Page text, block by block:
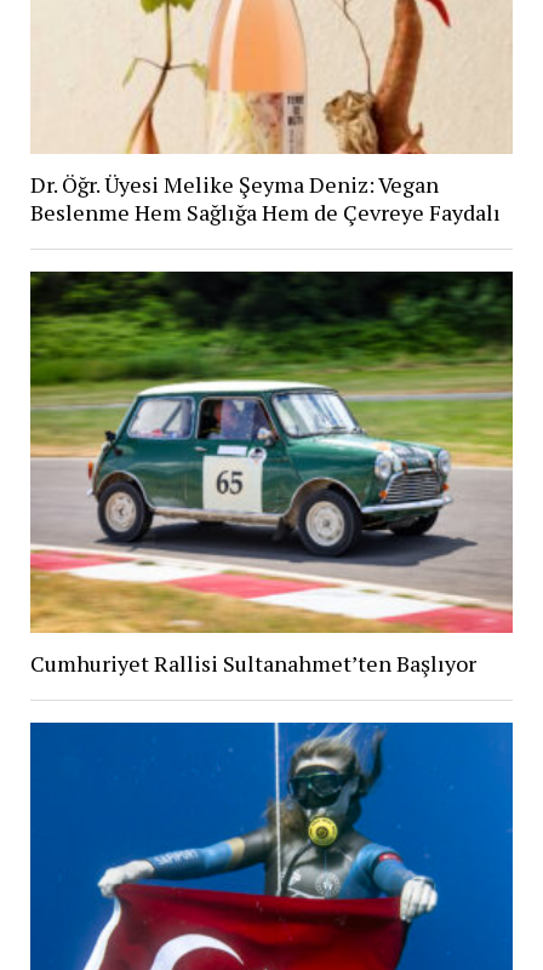
Dr. Öğr. Üyesi Melike Şeyma Deniz: Vegan
Beslenme Hem Sağlığa Hem de Çevreye Faydalı
Cumhuriyet Rallisi Sultanahmet’ten Başlıyor